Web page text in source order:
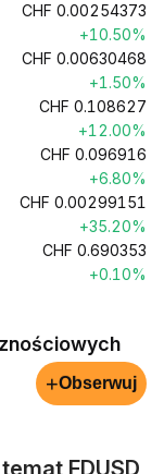
CHF 0.00254373
+10.50%
CHF 0.00630468
+1.50%
CHF 0.108627
+12.00%
CHF 0.096916
+6.80%
CHF 0.00299151
+35.20%
CHF 0.690353
+0.10%
+Obserwuj
FDUSD